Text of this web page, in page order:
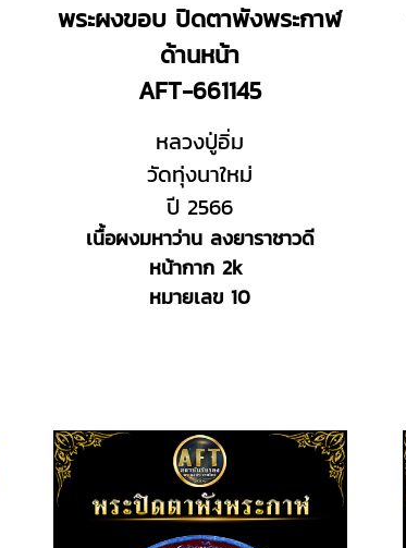
พระผงขอบ ปิดตาพังพระกาฬ
ด้านหน้า
AFT-661145
หลวงปู่อิ่ม
วัดทุ่งนาใหม่
ปี 2566
เนื้อผงมหาว่าน ลงยาราชาวดี
หน้ากาก 2k
หมายเลข 10